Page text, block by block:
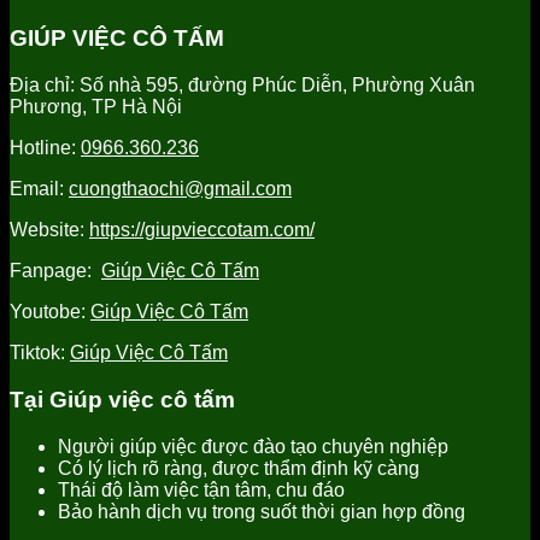
Hưng
tạiYên
GIÚP VIỆC CÔ TẤM
Địa chỉ: Số nhà 595, đường Phúc Diễn, Phường Xuân
Phương, TP Hà Nội
Hotline: 0966.360.236
Email: cuongthaochi@gmail.com
Website: https://giupvieccotam.com/
Fanpage: Giúp Việc Cô Tấm
Youtobe: Giúp Việc Cô Tấm
Tiktok: Giúp Việc Cô Tấm
Tại Giúp việc cô tấm
Người giúp việc được đào tạo chuyên nghiệp
Có lý lịch rõ ràng, được thẩm định kỹ càng
Thái độ làm việc tận tâm, chu đáo
Bảo hành dịch vụ trong suốt thời gian hợp đồng